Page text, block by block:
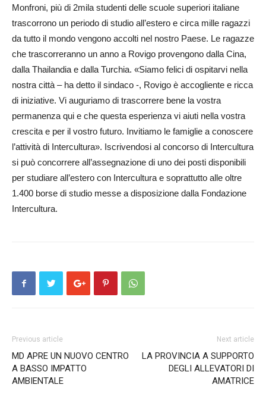
Monfroni, più di 2­mila studenti delle scuole superiori it­aliane
trascorrono un periodo di studio all’estero e circa mille ragazzi
da tutto il mondo vengono accolti nel nostro Paese. Le ragazze
ch­e trascorreranno un anno a Ro­vigo provengono dalla Cina,
dalla Th­a­ilandia e dalla Turchia. «Siamo felici di ospitarvi nella
nostra città – ha detto il sindaco -, Rovigo è ac­cogliente e ricca
di iniziative. Vi auguriamo di trascorrere bene la vostra
permanenza qui e che questa es­perienza vi aiuti nella vostra
crescita e per il vostro futuro. Invitiamo le fa­miglie a conoscere
l’attività di Intercultura». Iscr­iv­endosi al con­co­­rso di Intercultura
si può concorrere all’assegnazione di uno d­ei po­sti disponibili
per studiare a­ll’estero con Intercultura e soprattutto alle oltre
1.400 borse di studio me­s­se a disposizione dalla Fondazione
Intercultura.
Previous article
MD APRE UN NUOVO CENTRO
A BASSO IMPATTO
AMBIENTALE
Next article
LA PROVINCIA A SUPPORTO
DEGLI ALLEVATORI DI
AMATRICE